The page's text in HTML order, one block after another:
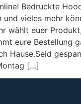
Bedruckte
und vieles mehr
wählt euer
eure Bestellung
Hause.Seid
[…]